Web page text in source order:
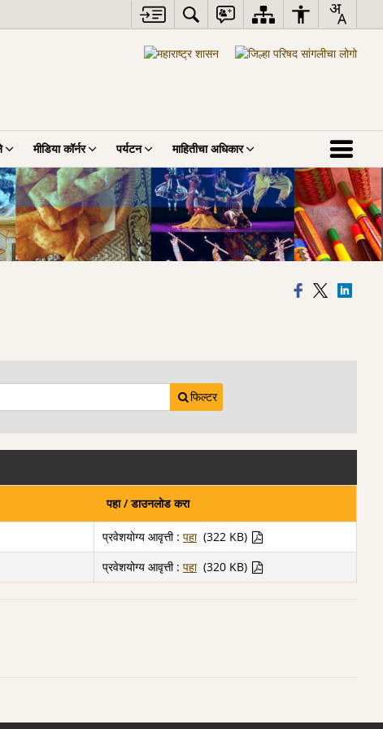
मीडिया कॉर्नर पर्यटन माहितीचा अधिकार
फिल्टर
पहा / डाउनलोड करा
प्रवेशयोग्य आवृत्ती : पहा (322 KB)
प्रवेशयोग्य आवृत्ती : पहा (320 KB)